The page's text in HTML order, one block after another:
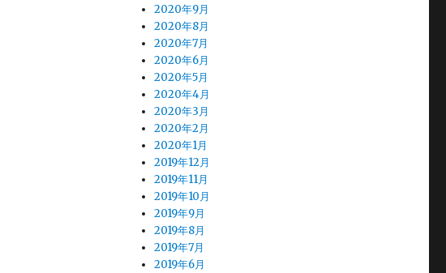
2020年9月
2020年8月
2020年7月
2020年6月
2020年5月
2020年4月
2020年3月
2020年2月
2020年1月
2019年12月
2019年11月
2019年10月
2019年9月
2019年8月
2019年7月
2019年6月